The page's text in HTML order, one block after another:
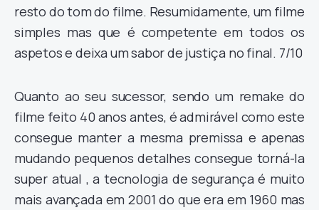
resto do tom do filme. Resumidamente, um filme
simples mas que é competente em todos os
aspetos e deixa um sabor de justiça no final. 7/10
Quanto ao seu sucessor, sendo um remake do
filme feito 40 anos antes, é admirável como este
consegue manter a mesma premissa e apenas
mudando pequenos detalhes consegue torná-la
super atual , a tecnologia de segurança é muito
mais avançada em 2001 do que era em 1960 mas